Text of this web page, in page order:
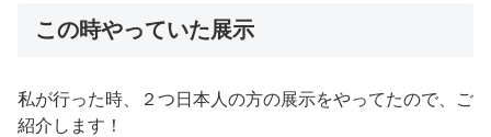
この時やっていた展示
私が行った時、２つ日本人の方の展示をやってたので、ご
紹介します！